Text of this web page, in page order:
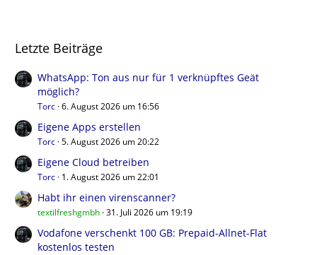
Letzte Beiträge
WhatsApp: Ton aus nur für 1 verknüpftes Geät
möglich?
Torc 6. August 2026 um 16:56
Eigene Apps erstellen
Torc 5. August 2026 um 20:22
Eigene Cloud betreiben
Torc 1. August 2026 um 22:01
Habt ihr einen virenscanner?
textilfreshgmbh 31. Juli 2026 um 19:19
Vodafone verschenkt 100 GB: Prepaid-Allnet-Flat
kostenlos testen